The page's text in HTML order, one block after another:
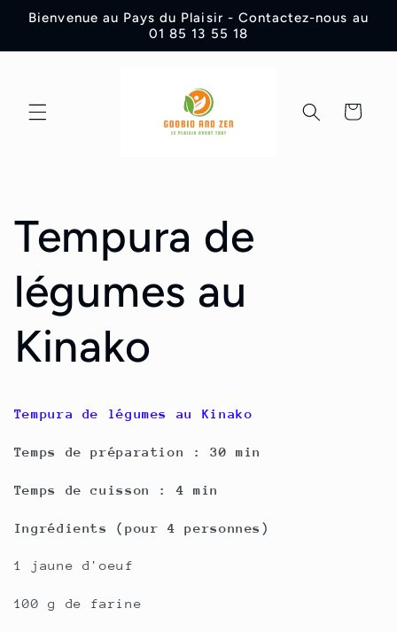
passer
contenu
Bienvenue au Pays du Plaisir - Contactez-nous au
01 85 13 55 18
Panier
Tempura de
légumes au
Kinako
Tempura de légumes au Kinako
Temps de préparation : 30 min
Temps de cuisson : 4 min
Ingrédients (pour 4 personnes)
1 jaune d'oeuf
100 g de farine